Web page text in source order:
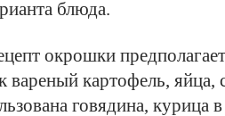
блюда.
окрошки
вареный картофель, яйца,
говядина, курица